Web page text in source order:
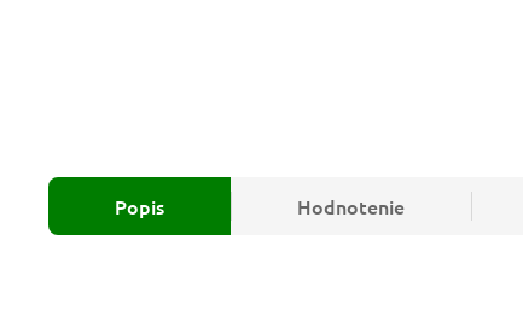
Popis Hodnotenie